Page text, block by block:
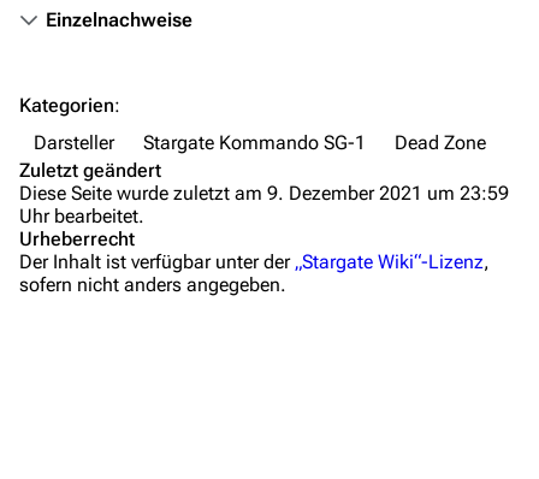
Letzte Änderungen
Anfragen
Administrations-Übersicht
Löschantrag
Vandalismus melden
Einzelnachweise
Kategorien:
Darsteller
Stargate Kommando SG-1
Dead Zone
Zuletzt geändert
Diese Seite wurde zuletzt am 9. Dezember 2021 um 23:59
Uhr bearbeitet.
Urheberrecht
Der Inhalt ist verfügbar unter der „Stargate Wiki“-Lizenz,
sofern nicht anders angegeben.